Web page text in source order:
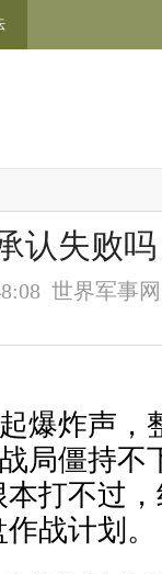
认失败
世界军事
爆炸声，
局僵持不
打不过
战计划。